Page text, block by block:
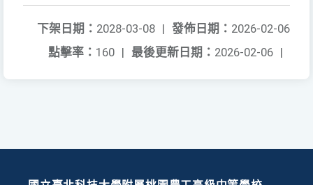
發佈日期： 2026-02-06
下架日期： 2028-03-08 |
最後更新日期： 2026-02-06 |
點擊率： 160 |